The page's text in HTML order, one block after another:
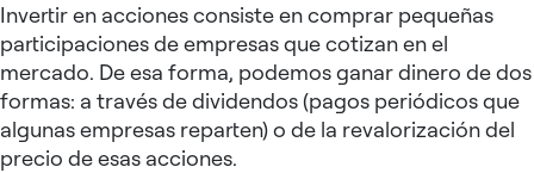
Invertir en acciones consiste en comprar pequeñas
participaciones de empresas que cotizan en el
mercado. De esa forma, podemos ganar dinero de dos
formas: a través de dividendos (pagos periódicos que
algunas empresas reparten) o de la revalorización del
precio de esas acciones.